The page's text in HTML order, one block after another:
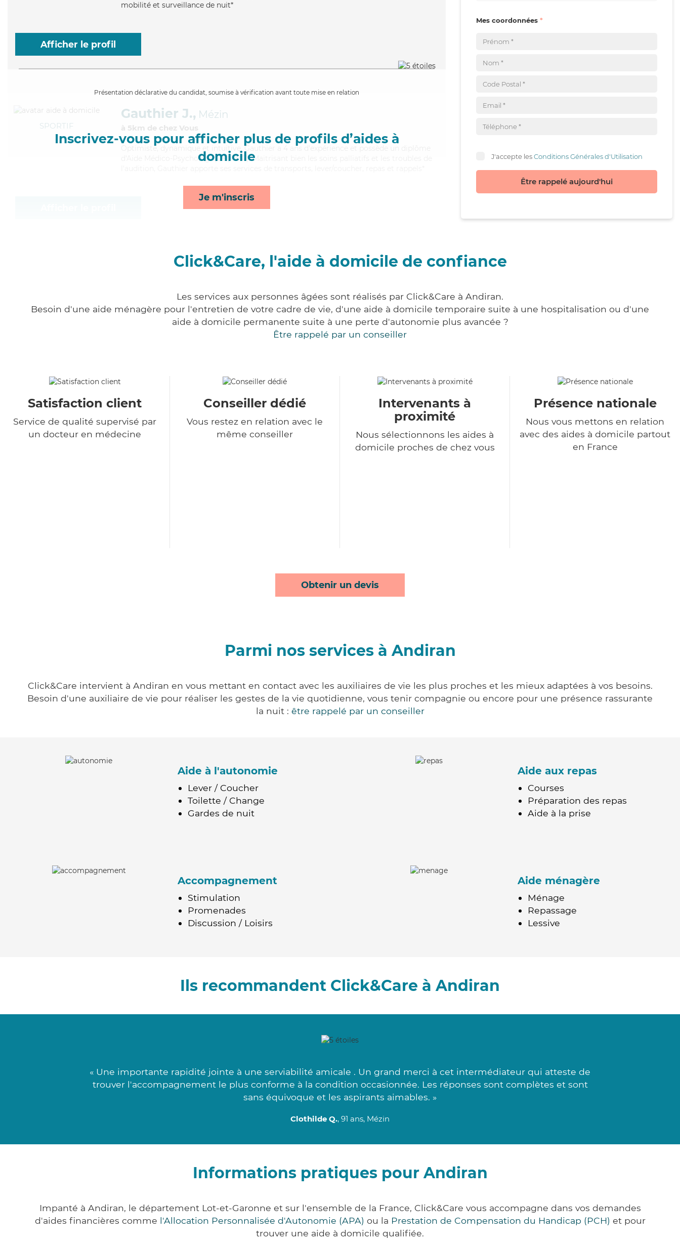
mobilité et surveillance de nuit*
Afficher le profil
Présentation déclarative du candidat, soumise à vérification avant toute mise en relation
Inscrivez-vous pour afficher plus de profils d’aides à
domicile
Je m'inscris
SPORTIF
Gauthier J., Mézin
à 5km de chez Vous
Optimiste , dynamique et intuitive, Gauthier a 4 ans d'expérience et possède un diplôme
d'Aide Médico-Psychologique (AMP). Maitrisant bien les soins palliatifs et les troubles de
Mes coordonnées
J'accepte lesConditions Générales d'Utilisation
Être rappelé aujourd'hui
Click&Care, l'aide à domicile de confiance
Les services aux personnes âgées sont réalisés par Click&Care à Andiran.
Besoin d'une aide ménagère pour l'entretien de votre cadre de vie, d'une aide à domicile temporaire suite à une hospitalisation ou d'une
aide à domicile permanente suite à une perte d'autonomie plus avancée ?
Être rappelé par un conseiller
Satisfaction client
Service de qualité supervisé par
un docteur en médecine
Conseiller dédié
Vous restez en relation avec le
même conseiller
Intervenants à
proximité
Nous sélectionnons les aides à
domicile proches de chez vous
Présence nationale
Nous vous mettons en relation
avec des aides à domicile partout
en France
Obtenir un devis
Parmi nos services à Andiran
Click&Care intervient à Andiran en vous mettant en contact avec les auxiliaires de vie les plus proches et les mieux adaptées à vos besoins.
Besoin d'une auxiliaire de vie pour réaliser les gestes de la vie quotidienne, vous tenir compagnie ou encore pour une présence rassurante
la nuit : être rappelé par un conseiller
Aide à l'autonomie
Lever / Coucher
Toilette / Change
Gardes de nuit
Aide aux repas
Courses
Préparation des repas
Aide à la prise
Accompagnement
Stimulation
Promenades
Discussion / Loisirs
Aide ménagère
Ménage
Repassage
Lessive
Ils recommandent Click&Care à Andiran
« Une importante rapidité jointe à une serviabilité amicale . Un grand merci à cet intermédiateur qui atteste de
trouver l'accompagnement le plus conforme à la condition occasionnée. Les réponses sont complètes et sont
sans équivoque et les aspirants aimables. »
Clothilde Q., 91 ans, Mézin
Informations pratiques pour Andiran
Impanté à Andiran, le département Lot-et-Garonne et sur l'ensemble de la France, Click&Care vous accompagne dans vos demandes
d'aides financières comme l'Allocation Personnalisée d'Autonomie (APA) ou la Prestation de Compensation du Handicap (PCH) et pour
trouver une aide à domicile qualifiée.